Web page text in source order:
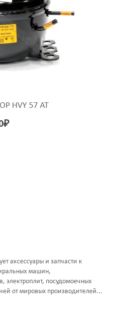
HVY 57 AT
₽
аксессуары и запчасти к
машин,
электроплит, посудомоечных
от мировых производителей...